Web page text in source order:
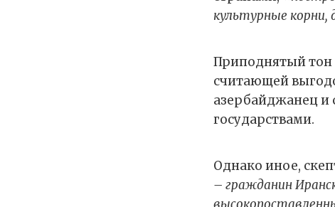
культурные
Приподнятый тон
считающей
азербайджанец и
государствами.
Однако иное,
– гражданин